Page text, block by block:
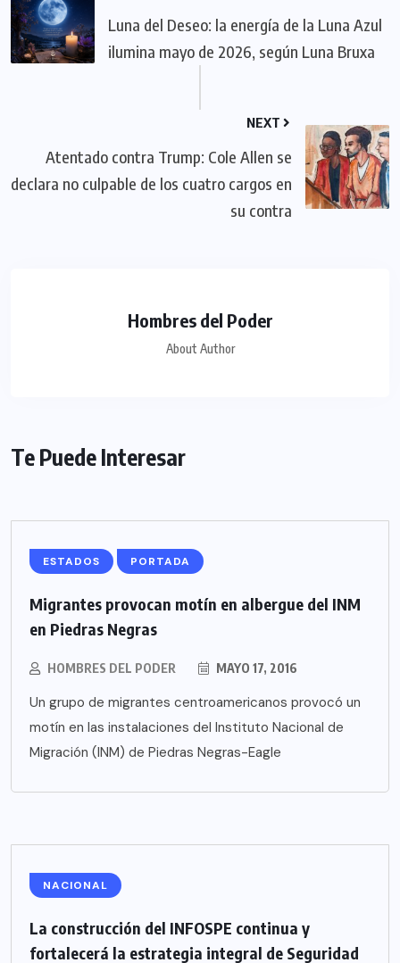
Luna del Deseo: la energía de la Luna Azul
ilumina mayo de 2026, según Luna Bruxa
NEXT
Atentado contra Trump: Cole Allen se
declara no culpable de los cuatro cargos en
su contra
Hombres del Poder
About Author
Te Puede Interesar
ESTADOS PORTADA
Migrantes provocan motín en albergue del INM
en Piedras Negras
HOMBRES DEL PODER MAYO 17, 2016
Un grupo de migrantes centroamericanos provocó un
motín en las instalaciones del Instituto Nacional de
Migración (INM) de Piedras Negras-Eagle
NACIONAL
La construcción del INFOSPE continua y
fortalecerá la estrategia integral de Seguridad